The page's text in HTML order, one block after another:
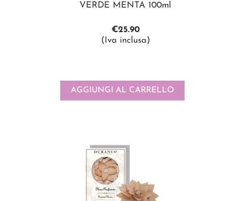
VERDE MENTA 100ml
€25.90
(Iva inclusa)
AGGIUNGI AL CARRELLO